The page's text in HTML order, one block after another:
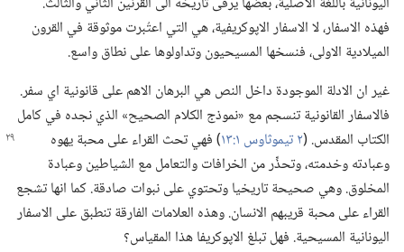
فهذه الاسفار،‏ لا الاسفار الاپوكريفية،‏ هي التي اعتُبرت موثوقة في القرون
الميلادية الاولى،‏ فنسخها المسيحيون وتداولوها على نطاق واسع.‏
غير ان الادلة الموجودة داخل النص هي البرهان الاهم على قانونية اي سفر.‏
فالاسفار القانونية تنسجم مع «نموذج الكلام الصحيح» الذي نجده في كامل
الكتاب المقدس.‏ (‏٢ تيموثاوس ١:‏١٣
‏)‏ فهي تحث القراء على محبة يهوه
وعبادته وخدمته،‏ وتحذِّر من الخرافات والتعامل مع الشياطين وعبادة
المخلوق.‏ وهي صحيحة تاريخيا وتحتوي على نبوات صادقة.‏ كما انها تشجع
القراء على محبة قريبهم الانسان.‏ وهذه العلامات الفارقة تنطبق على الاسفار
اليونانية المسيحية.‏ فهل تبلغ الاپوكريفا هذا المقياس؟‏